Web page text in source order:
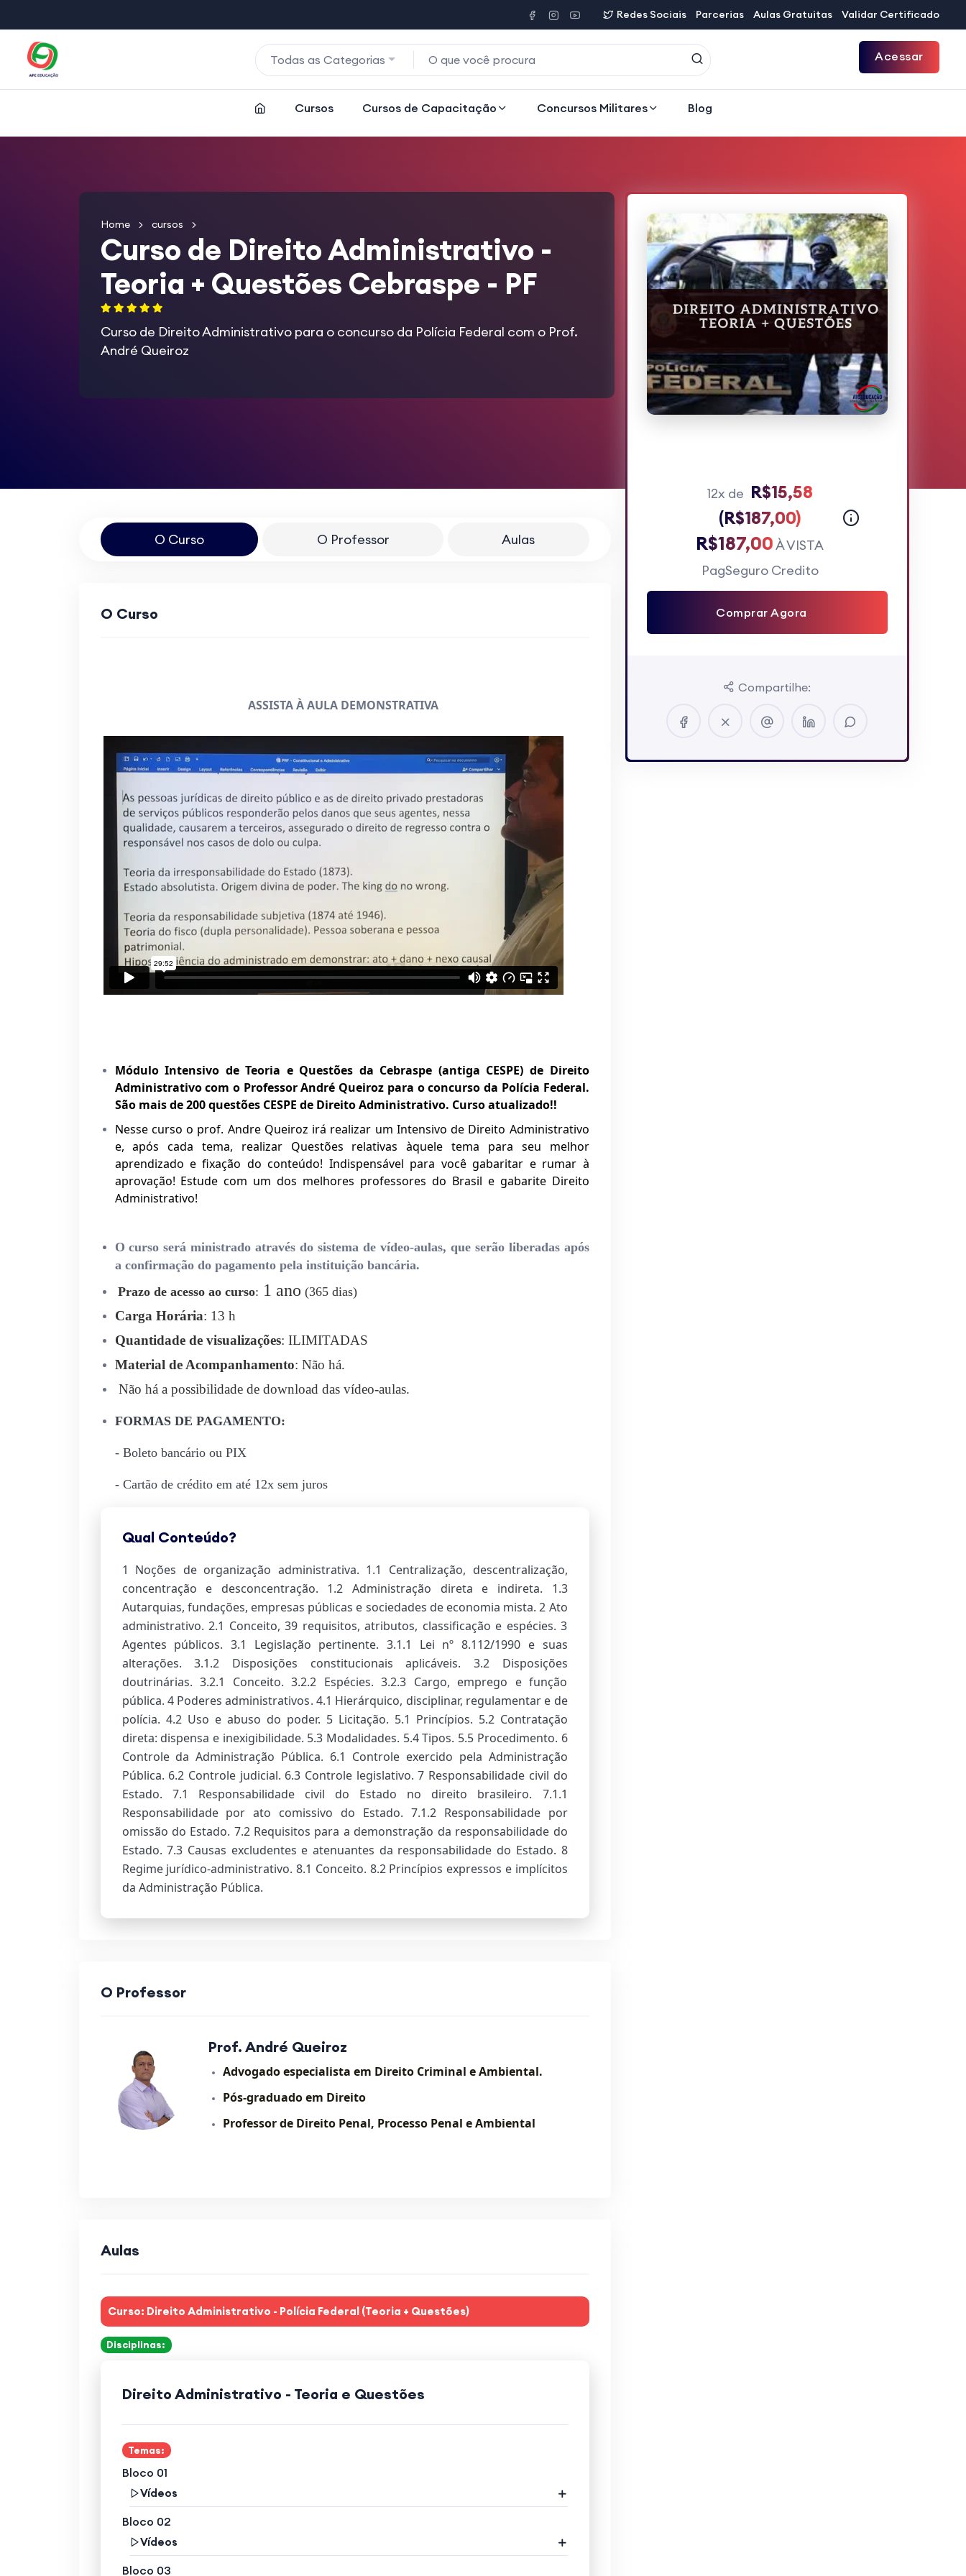
Redes Sociais Parcerias Aulas Gratuitas Validar Certificado
Todas as Categorias Acessar
Cursos Cursos de Capacitação Concursos Militares Blog
Home cursos
Curso de Direito Administrativo -
Teoria + Questões Cebraspe - PF
Curso de Direito Administrativo para o concurso da Polícia Federal com o Prof.
André Queiroz
12x de R$15,58
(R$187,00)
R$187,00À VISTA
PagSeguro Credito
Comprar Agora
Compartilhe:
O Curso O Professor Aulas
O Curso
ASSISTA À AULA DEMONSTRATIVA
Módulo Intensivo de Teoria e Questões da Cebraspe (antiga CESPE) de Direito
Administrativo com o Professor André Queiroz para o concurso da Polícia Federal.
São mais de 200 questões CESPE de Direito Administrativo. Curso atualizado!!
Nesse curso o prof. Andre Queiroz irá realizar um Intensivo de Direito Administrativo
e, após cada tema, realizar Questões relativas àquele tema para seu melhor
aprendizado e fixação do conteúdo! Indispensável para você gabaritar e rumar à
aprovação! Estude com um dos melhores professores do Brasil e gabarite Direito
Administrativo!
O curso será ministrado através do sistema de vídeo-aulas, que serão liberadas após
a confirmação do pagamento pela instituição bancária.
Prazo de acesso ao curso: 1 ano (365 dias)
Carga Horária: 13 h
Quantidade de visualizações: ILIMITADAS
Material de Acompanhamento: Não há.
Não há a possibilidade de download das vídeo-aulas.
FORMAS DE PAGAMENTO:
- Boleto bancário ou PIX
- Cartão de crédito em até 12x sem juros
Qual Conteúdo?
1 Noções de organização administrativa. 1.1 Centralização, descentralização,
concentração e desconcentração. 1.2 Administração direta e indireta. 1.3
Autarquias, fundações, empresas públicas e sociedades de economia mista. 2 Ato
administrativo. 2.1 Conceito, 39 requisitos, atributos, classificação e espécies. 3
Agentes públicos. 3.1 Legislação pertinente. 3.1.1 Lei nº 8.112/1990 e suas
alterações. 3.1.2 Disposições constitucionais aplicáveis. 3.2 Disposições
doutrinárias. 3.2.1 Conceito. 3.2.2 Espécies. 3.2.3 Cargo, emprego e função
pública. 4 Poderes administrativos. 4.1 Hierárquico, disciplinar, regulamentar e de
polícia. 4.2 Uso e abuso do poder. 5 Licitação. 5.1 Princípios. 5.2 Contratação
direta: dispensa e inexigibilidade. 5.3 Modalidades. 5.4 Tipos. 5.5 Procedimento. 6
Controle da Administração Pública. 6.1 Controle exercido pela Administração
Pública. 6.2 Controle judicial. 6.3 Controle legislativo. 7 Responsabilidade civil do
Estado. 7.1 Responsabilidade civil do Estado no direito brasileiro. 7.1.1
Responsabilidade por ato comissivo do Estado. 7.1.2 Responsabilidade por
omissão do Estado. 7.2 Requisitos para a demonstração da responsabilidade do
Estado. 7.3 Causas excludentes e atenuantes da responsabilidade do Estado. 8
Regime jurídico-administrativo. 8.1 Conceito. 8.2 Princípios expressos e implícitos
da Administração Pública.
O Professor
Prof. André Queiroz
Advogado especialista em Direito Criminal e Ambiental.
Pós-graduado em Direito
Professor de Direito Penal, Processo Penal e Ambiental
Aulas
Curso: Direito Administrativo - Polícia Federal (Teoria + Questões)
Disciplinas:
Direito Administrativo - Teoria e Questões
Temas:
Bloco 01
Vídeos
Bloco 02
Vídeos
Bloco 03